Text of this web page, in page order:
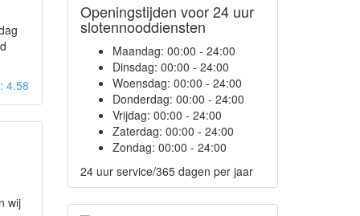
4.58
wij
Openingstijden voor 24 uur
slotennooddiensten
Maandag: 00:00 - 24:00
Dinsdag: 00:00 - 24:00
Woensdag: 00:00 - 24:00
Donderdag: 00:00 - 24:00
Vrijdag: 00:00 - 24:00
Zaterdag: 00:00 - 24:00
Zondag: 00:00 - 24:00
24 uur service/365 dagen per jaar